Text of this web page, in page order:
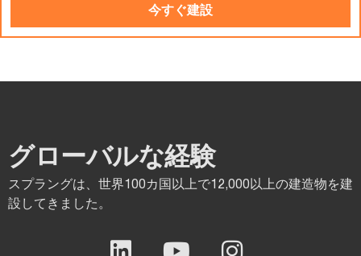
今すぐ建設
グローバルな経験
スプラングは、世界100カ国以上で12,000以上の建造物を建
設してきました。